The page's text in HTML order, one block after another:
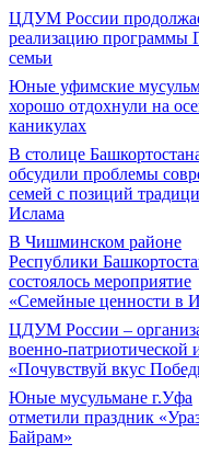
ЦДУМ России
реализацию программы
семьи
Юные уфимские
хорошо отдохнули на
каникулах
В столице
обсудили проблемы
семей с позиций
Ислама
В Чишминском районе
Республики
состоялось мероприятие
«Семейные ценности в
ЦДУМ России –
военно-патриотической
«Почувствуй вкус
Юные мусульмане г.Уфа
отметили праздник
Байрам»